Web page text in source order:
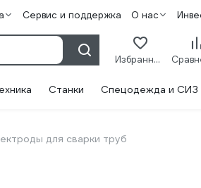
Сервис и поддержка О нас
Избранное
Станки Спецодежда и СИЗ
для сварки труб